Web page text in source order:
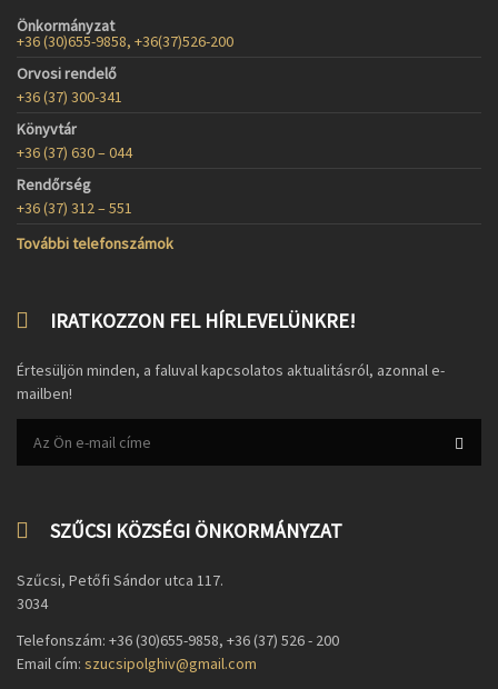
Önkormányzat
+36 (30)655-9858, +36(37)526-200
Orvosi rendelő
+36 (37) 300-341
Könyvtár
+36 (37) 630 – 044
Rendőrség
+36 (37) 312 – 551
További telefonszámok
IRATKOZZON FEL HÍRLEVELÜNKRE!
Értesüljön minden, a faluval kapcsolatos aktualitásról, azonnal e-
mailben!
SZŰCSI KÖZSÉGI ÖNKORMÁNYZAT
Szűcsi, Petőfi Sándor utca 117.
3034
Telefonszám: +36 (30)655-9858, +36 (37) 526 - 200
Email cím: szucsipolghiv@gmail.com